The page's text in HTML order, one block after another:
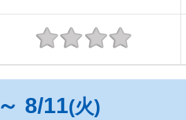
～ 8/11(火)